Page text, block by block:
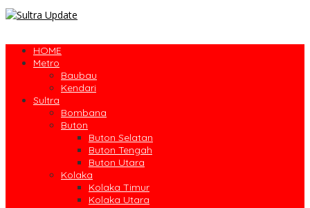
HOME
Metro
Baubau
Kendari
Sultra
Bombana
Buton
Buton Selatan
Buton Tengah
Buton Utara
Kolaka
Kolaka Timur
Kolaka Utara